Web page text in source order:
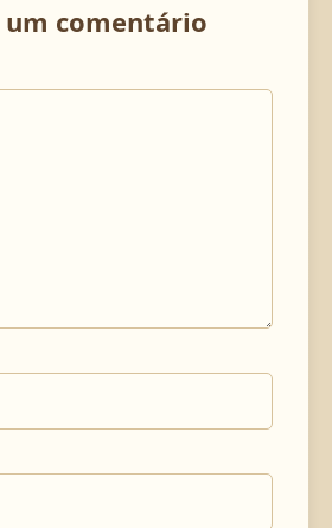
um comentário